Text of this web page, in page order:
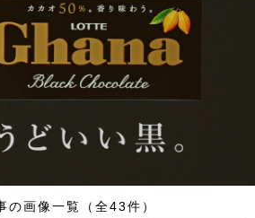
の画像一覧（全43件）